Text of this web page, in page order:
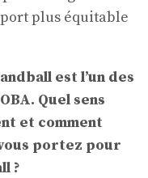
plus équitable
est l’un des
Quel sens
et comment
portez pour
?